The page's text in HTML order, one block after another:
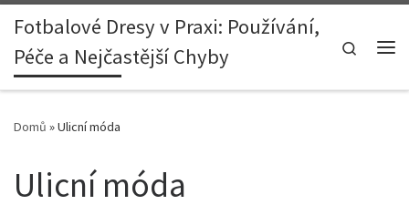
Skip to content
Fotbalové Dresy v Praxi: Používání,
Péče a Nejčastější Chyby
Search
Domů »Ulicní móda
Ulicní móda